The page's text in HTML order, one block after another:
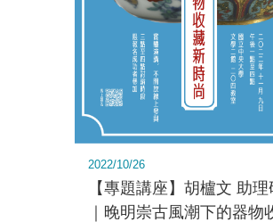
2022/10/26
【專題講座】胡櫨文 助理
｜晚明崇古風潮下的器物